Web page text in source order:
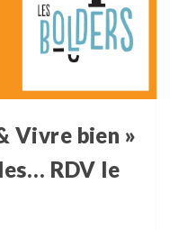
Vivre bien »
RDV le